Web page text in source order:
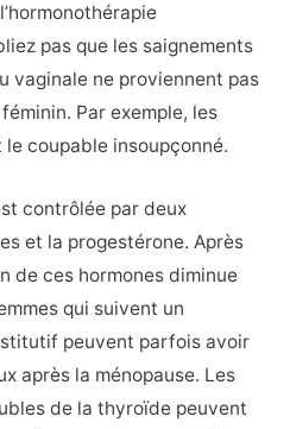
pas que les saignements
vaginale ne proviennent pas
Par exemple, les
coupable insoupçonné.
contrôlée par deux
et la progestérone. Après
de ces hormones diminue
qui suivent un
peuvent parfois avoir
après la ménopause. Les
de la thyroïde peuvent